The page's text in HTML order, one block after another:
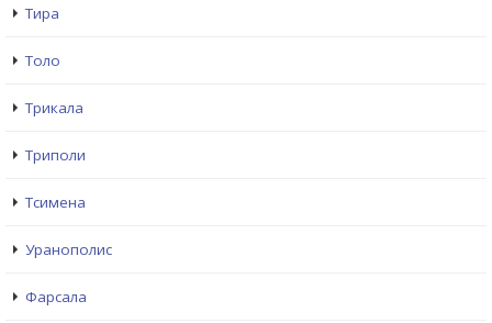
Тира
Толо
Трикала
Триполи
Тсимена
Уранополис
Фарсала